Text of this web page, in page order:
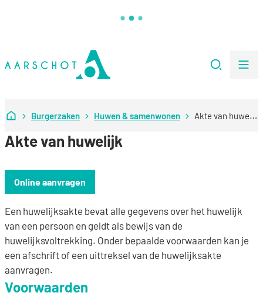
Zoeken
Startpagina
Burgerzaken Huwen & samenwonen Akte van huwelijk
Akte van huwelijk
Online aanvragen
Een huwelijksakte bevat alle gegevens over het huwelijk
van een persoon en geldt als bewijs van de
huwelijksvoltrekking. Onder bepaalde voorwaarden kan je
een afschrift of een uittreksel van de huwelijksakte
aanvragen.
Voorwaarden